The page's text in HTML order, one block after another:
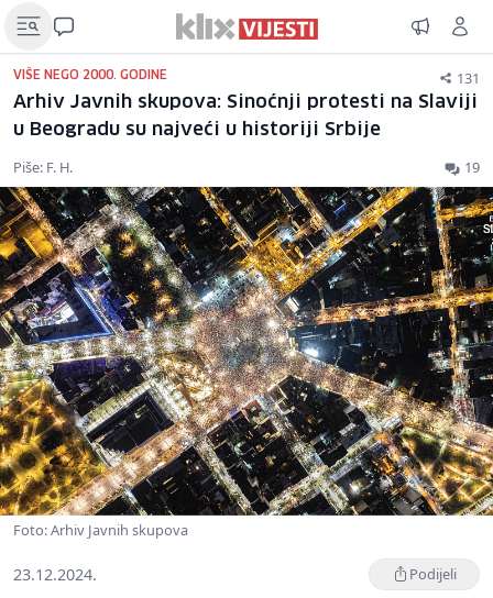
VIŠE NEGO 2000. GODINE 131
Arhiv Javnih skupova: Sinoćnji protesti na Slaviji
u Beogradu su najveći u historiji Srbije
Piše: F. H. 19
Foto: Arhiv Javnih skupova
23.12.2024. Podijeli